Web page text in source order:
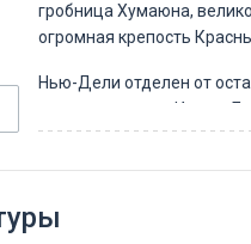
гробница Хумаюна,
огромная крепость
Нью-Дели отделен от
правительства в Индии.
города. Один из
Сад Лоди. А вся основная